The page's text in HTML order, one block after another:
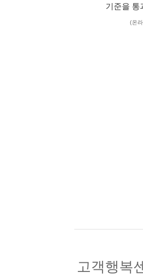
기준을 통
(온
고객행복